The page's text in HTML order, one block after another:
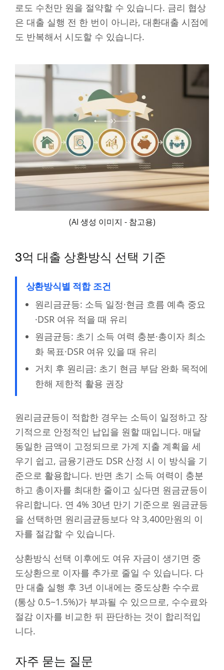
로도 수천만 원을 절약할 수 있습니다. 금리 협상
은 대출 실행 전 한 번이 아니라, 대환대출 시점에
도 반복해서 시도할 수 있습니다.
(AI 생성 이미지 - 참고용)
3억 대출 상환방식 선택 기준
상환방식별 적합 조건
원리금균등: 소득 일정·현금 흐름 예측 중요
·DSR 여유 적을 때 유리
원금균등: 초기 소득 여력 충분·총이자 최소
화 목표·DSR 여유 있을 때 유리
거치 후 원리금: 초기 현금 부담 완화 목적에
한해 제한적 활용 권장
원리금균등이 적합한 경우는 소득이 일정하고 장
기적으로 안정적인 납입을 원할 때입니다. 매달
동일한 금액이 고정되므로 가계 지출 계획을 세
우기 쉽고, 금융기관도 DSR 산정 시 이 방식을 기
준으로 활용합니다. 반면 초기 소득 여력이 충분
하고 총이자를 최대한 줄이고 싶다면 원금균등이
유리합니다. 연 4% 30년 만기 기준으로 원금균등
을 선택하면 원리금균등보다 약 3,400만원의 이
자를 절감할 수 있습니다.
상환방식 선택 이후에도 여유 자금이 생기면 중
도상환으로 이자를 추가로 줄일 수 있습니다. 다
만 대출 실행 후 3년 이내에는 중도상환 수수료
(통상 0.5~1.5%)가 부과될 수 있으므로, 수수료와
절감 이자를 비교한 뒤 판단하는 것이 합리적입
니다.
자주 묻는 질문